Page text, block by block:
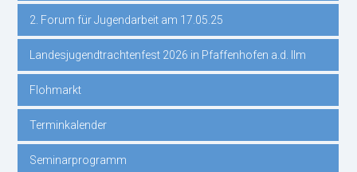
2. Forum für Jugendarbeit am 17.05.25
Landesjugendtrachtenfest 2026 in Pfaffenhofen a.d. Ilm
Flohmarkt
Terminkalender
Seminarprogramm